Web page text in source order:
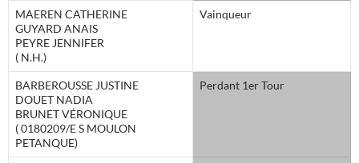
MAEREN CATHERINE
GUYARD ANAIS
PEYRE JENNIFER
( N.H.)
Vainqueur
BARBEROUSSE JUSTINE
DOUET NADIA
BRUNET VÉRONIQUE
( 0180209/E S MOULON
PETANQUE)
Perdant 1er Tour